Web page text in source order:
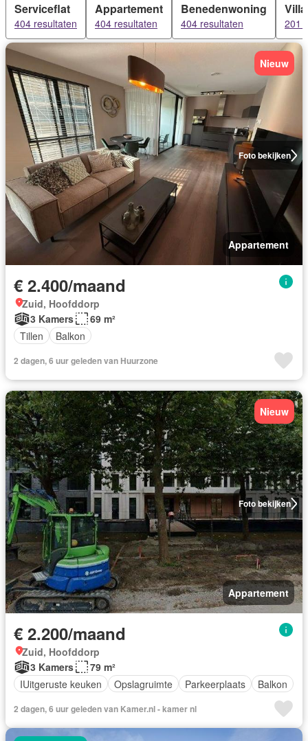
Serviceflat
404 resultaten
Appartement
404 resultaten
Benedenwoning
404 resultaten
Villa
201
Foto bekijken
Nieuw
Appartement
€ 2.400/maand
Zuid, Hoofddorp
3 Kamers
69 m²
Tillen
Balkon
2 dagen, 6 uur geleden van Huurzone
Foto bekijken
Nieuw
Appartement
€ 2.200/maand
Zuid, Hoofddorp
3 Kamers
79 m²
IUitgeruste keuken
Opslagruimte Parkeerplaats Balkon
2 dagen, 6 uur geleden van Kamer.nl - kamer nl